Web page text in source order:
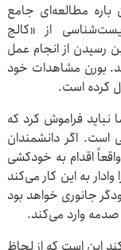
باره مطالعه‌ای جامع
از «کالج
رسیدن از انجام عمل
بورن مشاهدات خود
کرده است.
فراموش کرد که
است. اگر دانشمندان
اقدام به خودکشی
به این کار می‌کند
جانوری خواهد بود
وارد می‌کند.